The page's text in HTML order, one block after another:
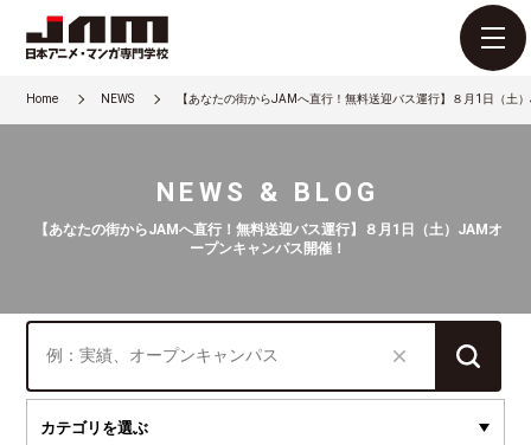
Home NEWS 【あなたの街からJAMへ直行！無料送迎バス運行】８月1日（土
NEWS & BLOG
【あなたの街からJAMへ直行！無料送迎バス運行】８月1日（土）JAMオ
ープンキャンパス開催！